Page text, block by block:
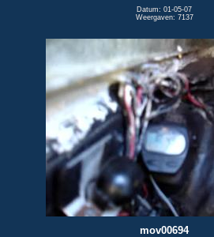
Datum: 01-05-07
Weergaven: 7137
mov00694